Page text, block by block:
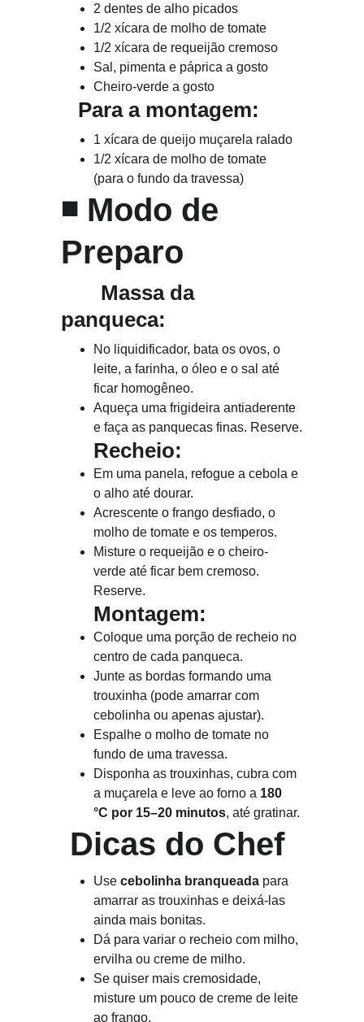
2 dentes de alho picados
1/2 xícara de molho de tomate
1/2 xícara de requeijão cremoso
Sal, pimenta e páprica a gosto
Cheiro-verde a gosto
   Para a montagem:
1 xícara de queijo muçarela ralado
1/2 xícara de molho de tomate
(para o fundo da travessa)
◾ Modo de
Preparo
panqueca:
No liquidificador, bata os ovos, o
leite, a farinha, o óleo e o sal até
ficar homogêneo.
Aqueça uma frigideira antiaderente
e faça as panquecas finas. Reserve.
Recheio:
Em uma panela, refogue a cebola e
o alho até dourar.
Acrescente o frango desfiado, o
molho de tomate e os temperos.
Misture o requeijão e o cheiro-
verde até ficar bem cremoso.
Reserve.
Montagem:
Coloque uma porção de recheio no
centro de cada panqueca.
Junte as bordas formando uma
trouxinha (pode amarrar com
cebolinha ou apenas ajustar).
Espalhe o molho de tomate no
fundo de uma travessa.
Disponha as trouxinhas, cubra com
a muçarela e leve ao forno a 180
°C por 15–20 minutos, até gratinar.
Dicas do Chef
Use cebolinha branqueada para
amarrar as trouxinhas e deixá-las
ainda mais bonitas.
Dá para variar o recheio com milho,
ervilha ou creme de milho.
Se quiser mais cremosidade,
misture um pouco de creme de leite
ao frango.